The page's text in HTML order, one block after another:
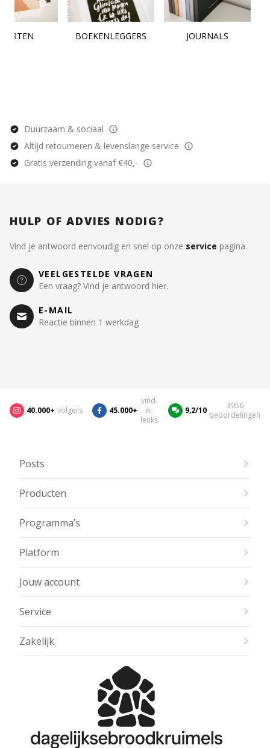
BOEKENLEGGERS JOURNALS
Duurzaam & sociaal
Altijd retourneren & levenslange service
Gratis verzending vanaf €40,-
HULP OF ADVIES NODIG?
Vind je antwoord eenvoudig en snel op onze service pagina.
VEELGESTELDE VRAGEN
Een vraag? Vind je antwoord hier.
E-MAIL
Reactie binnen 1 werkdag
40.000+ volgers 45.000+
vind-
ik-
leuks
9,2/10
3956
beoordelingen
Posts
Producten
Programma’s
Platform
Jouw account
Service
Zakelijk